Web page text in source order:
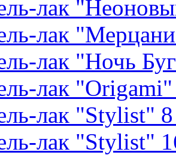
лак
лак
лак "Ночь
лак
лак "Stylist"
лак "Stylist"